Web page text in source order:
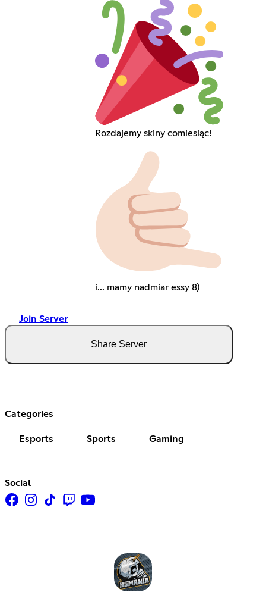
Rozdajemy skiny comiesiąc!
i... mamy nadmiar essy 8)
Join Server
Share Server
Categories
Esports Sports Gaming
Social